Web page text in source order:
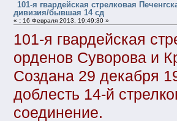
101-я гвардейская стрелковая
дивизия/бывшая 14 сд
« :16 Февраля 2013, 19:49:30 »
101-я гвардейская
орденов Суворова и
Создана 29 декабря
доблесть 14-й
соединение.